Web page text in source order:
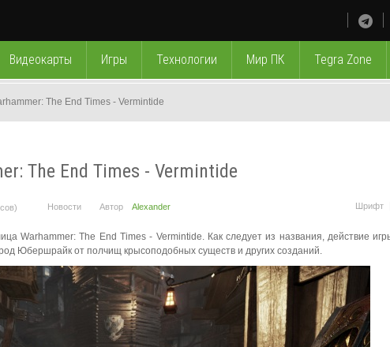
Видеокарты Игры Технологии Мир ПК Tegra Zone
The End Times - Vermintide
The End Times - Vermintide
Новости Автор Alexander Шрифт
Warhammer: The End Times - Vermintide. Как следует из названия, действие
Юбершрайк от полчищ крысоподобных существ и других созданий.